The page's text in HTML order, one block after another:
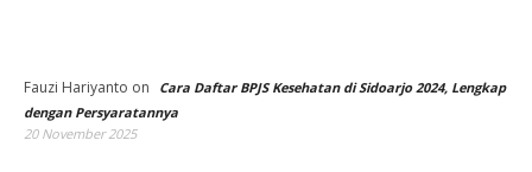
Fauzi Hariyanto on
Cara Daftar BPJS Kesehatan di Sidoarjo 2024, Lengkap
dengan Persyaratannya
20 November 2025